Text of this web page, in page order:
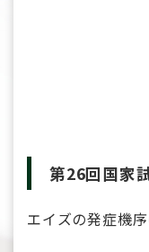
第26回国家
エイズの発症機